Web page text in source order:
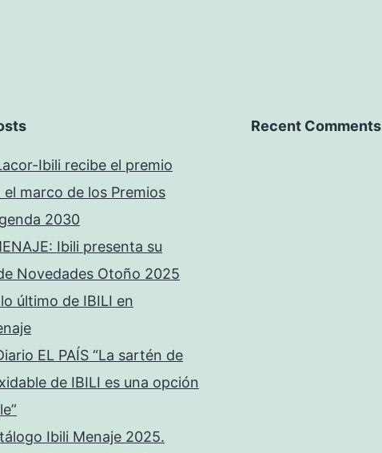
Ibili recibe el premio
el marco de los Premios
2030
Ibili presenta su
Novedades Otoño 2025
último de IBILI en
EL PAÍS “La sartén de
de IBILI es una opción
Ibili Menaje 2025.
Recent Comments